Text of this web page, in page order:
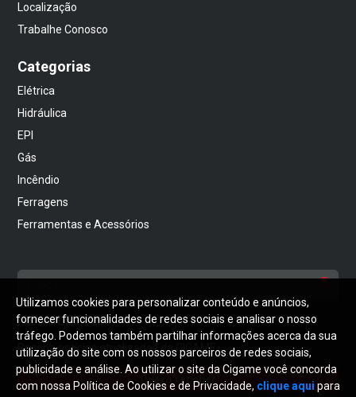
Localização
Trabalhe Conosco
Categorias
Elétrica
Hidráulica
EPI
Gás
Incêndio
Ferragens
Ferramentas e Acessórios
NEWSLETTER
Receba notícias atualizadas da CIGAME
Quero receber
Utilizamos cookies para personalizar conteúdo e anúncios,
fornecer funcionalidades de redes sociais e analisar o nosso
tráfego. Podemos também partilhar informações acerca da sua
utilização do site com os nossos parceiros de redes sociais,
publicidade e análise. Ao utilizar o site da Cigame você concorda
com nossa Política de Cookies e de Privacidade, clique aqui para